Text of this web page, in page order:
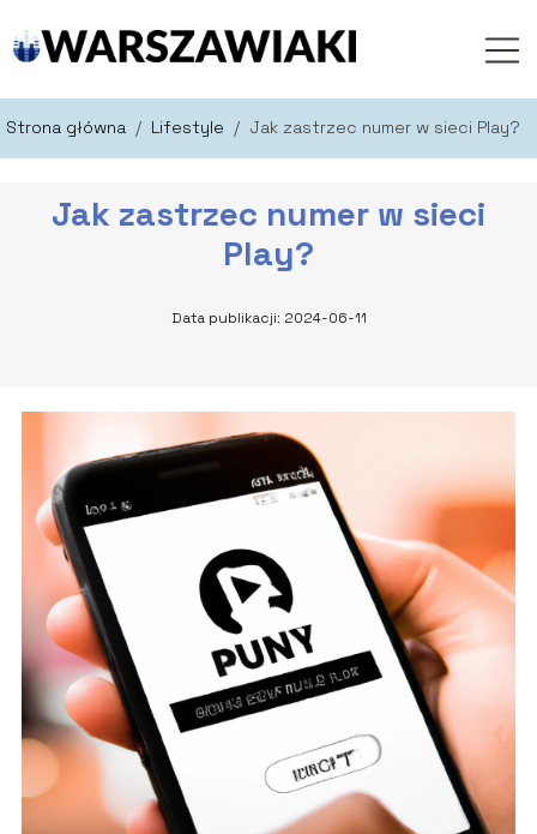
Strona główna / Lifestyle / Jak zastrzec numer w sieci Play?
Jak zastrzec numer w sieci
Play?
Data publikacji: 2024-06-11